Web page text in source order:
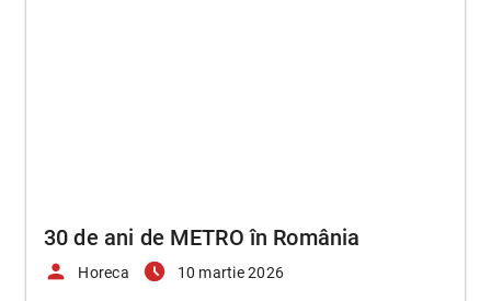
30 de ani de METRO în România
person Horeca access_time_filled 10 martie 2026